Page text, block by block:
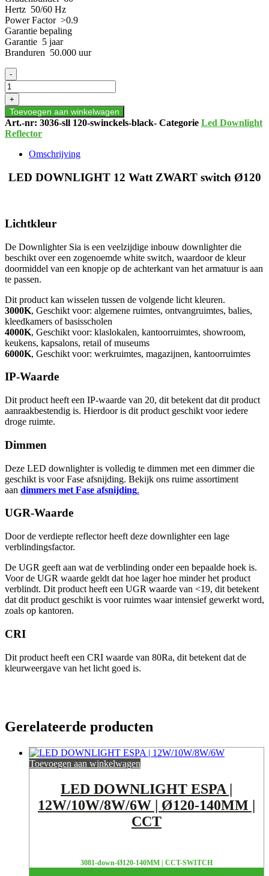
Hertz 50/60 Hz
Power Factor >0.9
Garantie bepaling
Garantie 5 jaar
Branduren 50.000 uur
LED
DOWNLIGHT
12
Watt
ZWART
switch
Ø120
-
+
Toevoegen aan winkelwagen
Art.-nr: 3036-sll 120-swinckels-black- Categorie Led Downlight
Reflector
Omschrijving
LED DOWNLIGHT 12 Watt ZWART switch Ø120
Lichtkleur
De Downlighter Sia is een veelzijdige inbouw downlighter die
beschikt over een zogenoemde white switch, waardoor de kleur
doormiddel van een knopje op de achterkant van het armatuur is aan
te passen.
Dit product kan wisselen tussen de volgende licht kleuren.
3000K, Geschikt voor: algemene ruimtes, ontvangruimtes, balies,
kleedkamers of basisscholen
4000K, Geschikt voor: klaslokalen, kantoorruimtes, showroom,
keukens, kapsalons, retail of museums
6000K, Geschikt voor: werkruimtes, magazijnen, kantoorruimtes
IP-Waarde
Dit product heeft een IP-waarde van 20, dit betekent dat dit product
aanraakbestendig is. Hierdoor is dit product geschikt voor iedere
droge ruimte.
Dimmen
Deze LED downlighter is volledig te dimmen met een dimmer die
geschikt is voor Fase afsnijding. Bekijk ons ruime assortiment
aan dimmers met Fase afsnijding.
UGR-Waarde
Door de verdiepte reflector heeft deze downlighter een lage
verblindingsfactor.
De UGR geeft aan wat de verblinding onder een bepaalde hoek is.
Voor de UGR waarde geldt dat hoe lager hoe minder het product
verblindt. Dit product heeft een UGR waarde van <19, dit betekent
dat dit product geschikt is voor ruimtes waar intensief gewerkt word,
zoals op kantoren.
CRI
Dit product heeft een CRI waarde van 80Ra, dit betekent dat de
kleurweergave van het licht goed is.
Gerelateerde producten
Toevoegen aan winkelwagen
LED DOWNLIGHT ESPA |
12W/10W/8W/6W | Ø120-140MM |
CCT
3081-down-Ø120-140MM | CCT-SWITCH